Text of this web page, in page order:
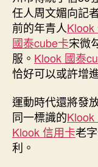
任人周文媚向記
前的年青人Klook
國泰cube卡宋微
服。 Klook 國泰
恰好可以或許增
運動時代還將發
同一標識的Klook
Klook 信用卡老
利。